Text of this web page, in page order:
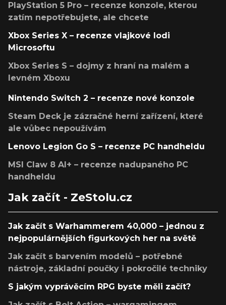
PlayStation 5 Pro – recenze konzole, kterou
zatím nepotřebujete, ale chcete
Xbox Series X – recenze vlajkové lodi
Microsoftu
Xbox Series S – dojmy z hraní na malém a
levném Xboxu
Nintendo Switch 2 – recenze nové konzole
Steam Deck je zázračné herní zařízení, které
ale vůbec nepoužívám
Lenovo Legion Go S – recenze PC handheldu
MSI Claw 8 AI+ – recenze nadupaného PC
handheldu
Jak začít - ZeStolu.cz
Jak začít s Warhammerem 40,000 – jednou z
nejpopulárnějších figurkových her na světě
Jak začít s barvením modelů – potřebné
nástroje, základní poučky i pokročilé techniky
S jakým vyprávěcím RPG byste měli začít?